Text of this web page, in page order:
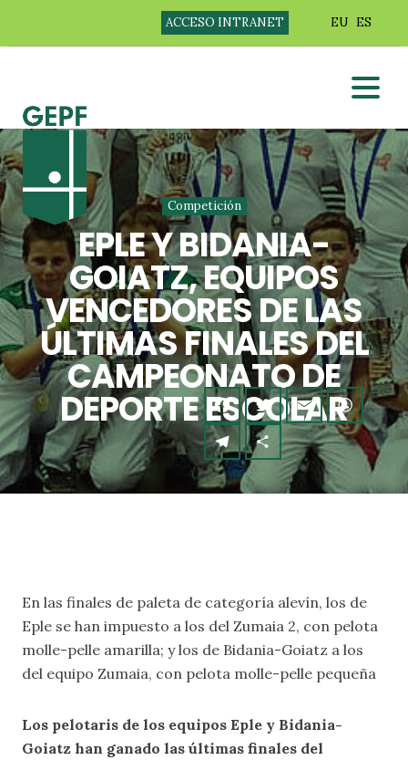
ACCESO INTRANET EU ES
Competición
EPLE Y BIDANIA-
GOIATZ, EQUIPOS
VENCEDORES DE LAS
ÚLTIMAS FINALES DEL
CAMPEONATO DE
DEPORTE ESCOLAR
En las finales de paleta de categoría alevín, los de
Eple se han impuesto a los del Zumaia 2, con pelota
molle-pelle amarilla; y los de Bidania-Goiatz a los
del equipo Zumaia, con pelota molle-pelle pequeña
Los pelotaris de los equipos Eple y Bidania-
Goiatz han ganado las últimas finales del